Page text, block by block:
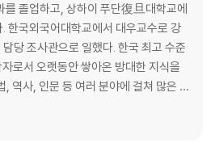
이기는 법
전략이다
아서 - 『손자병법』은 비전쟁론이다
)을 모르면 『손자병법』을 알 수 없다
다 - 조국을 구한 상인의 꾀
를 졸업하고, 상하이 푸단復旦대학교에
한국외국어대학교에서 대우교수로 강
당 조사관으로 일했다. 한국 최고 수준
로서 오랫동안 쌓아온 방대한 지식을
역사, 인문 등 여러 분야에 걸쳐 많은 저
체에 폭넓으면서도 깊이 있는 글들을 기
로는 『중국을 말한